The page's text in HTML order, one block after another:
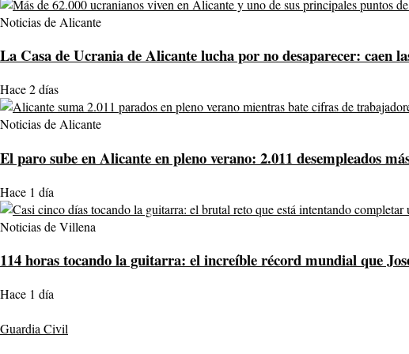
Noticias de Alicante
La Casa de Ucrania de Alicante lucha por no desaparecer: caen
Hace 2 días
Noticias de Alicante
El paro sube en Alicante en pleno verano: 2.011 desempleados
Hace 1 día
Noticias de Villena
114 horas tocando la guitarra: el increíble récord mundial que
Hace 1 día
Guardia Civil